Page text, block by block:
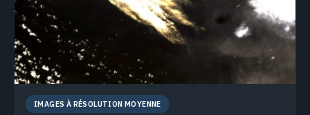
IMAGES À RÉSOLUTION MOYENNE